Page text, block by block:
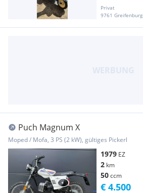
Privat
9761 Greifenburg
Puch Magnum X
Moped / Mofa, 3 PS (2 kW), gültiges Pickerl
1979 EZ
2 km
50ccm
€ 4.500